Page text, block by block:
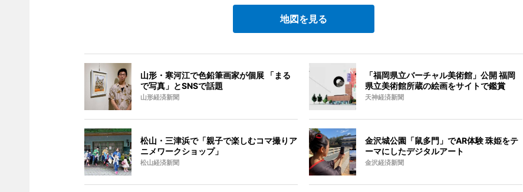
地図を見る
山形・寒河江で色鉛筆画家が個展 「まる
で写真」とSNSで話題
山形経済新聞
「福岡県立バーチャル美術館」公開 福岡
県立美術館所蔵の絵画をサイトで鑑賞
天神経済新聞
松山・三津浜で「親子で楽しむコマ撮りア
ニメワークショップ」
松山経済新聞
金沢城公園「鼠多門」でAR体験 珠姫をテ
ーマにしたデジタルアート
金沢経済新聞